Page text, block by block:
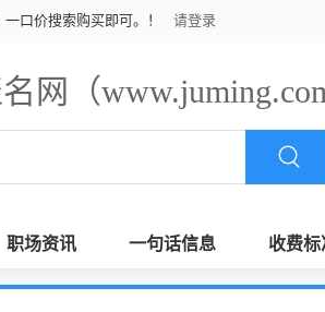
口价搜索购买即可。！ 请登录
网（
职场资讯 一句话信息 收费标